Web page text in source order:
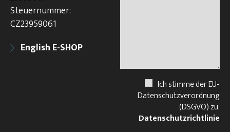
Steuernummer:
CZ23959061
English E-SHOP
Ich stimme der EU-
Datenschutzverordnung
(DSGVO) zu.
Datenschutzrichtlinie